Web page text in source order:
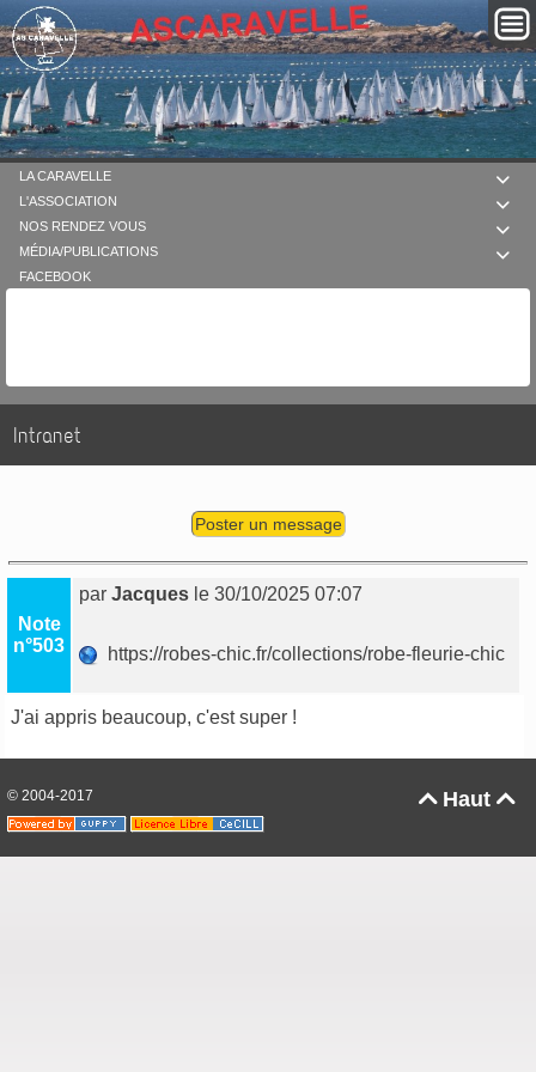

LA CARAVELLE

L'ASSOCIATION

NOS RENDEZ VOUS

MÉDIA/PUBLICATIONS
FACEBOOK
Intranet
Poster un message
Note
n°503
parJacques le 30/10/2025 07:07
https://robes-chic.fr/collections/robe-fleurie-chic
J'ai appris beaucoup, c'est super !
Haut 
© 2004-2017